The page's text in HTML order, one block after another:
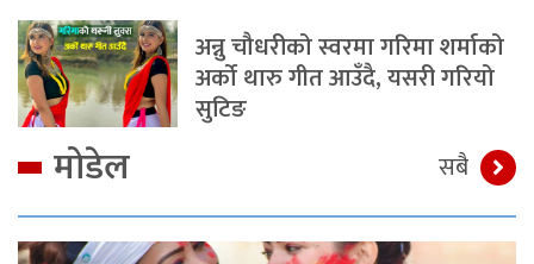
अन्नु चौधरीको स्वरमा गरिमा शर्माको
अर्को थारु गीत आउँदै, यसरी गरियो
सुटिङ
मोडेल सबै